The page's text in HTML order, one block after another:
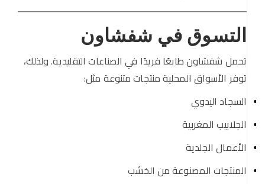
التسوق في شفشاون
تحمل شفشاون طابعًا فريدًا في الصناعات التقليدية. ولذلك،
توفر الأسواق المحلية منتجات متنوعة مثل:
السجاد اليدوي
الجلابيب المغربية
الأعمال الجلدية
المنتجات المصنوعة من الخشب